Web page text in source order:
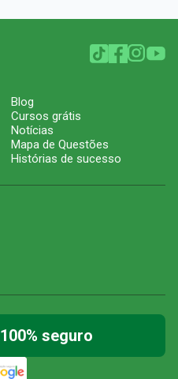
Blog
Cursos grátis
Notícias
Mapa de Questões
Histórias de sucesso
100% seguro